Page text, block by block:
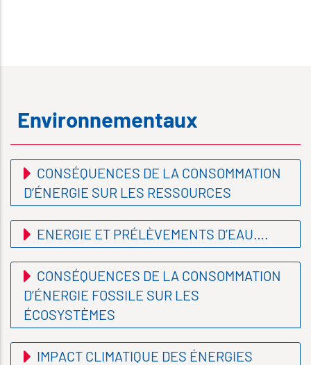
Environnementaux
CONSÉQUENCES DE LA CONSOMMATION
D’ÉNERGIE SUR LES RESSOURCES
ENERGIE ET PRÉLÈVEMENTS D’EAU….
CONSÉQUENCES DE LA CONSOMMATION
D’ÉNERGIE FOSSILE SUR LES
ÉCOSYSTÈMES
IMPACT CLIMATIQUE DES ÉNERGIES